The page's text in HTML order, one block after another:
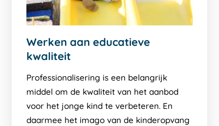
Werken aan educatieve
kwaliteit
Professionalisering is een belangrijk
middel om de kwaliteit van het aanbod
voor het jonge kind te verbeteren. En
daarmee het imago van de kinderopvang